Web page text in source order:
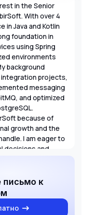
in the Senior
With over 4
in Java and Kotlin
foundation in
using Spring
environments
background
projects,
messaging
and optimized
because of
growth and the
I am eager to
decisions and
to deliver high-
with CI/CD tools
like Maven and
requirements,
will be a valuable
письмо к